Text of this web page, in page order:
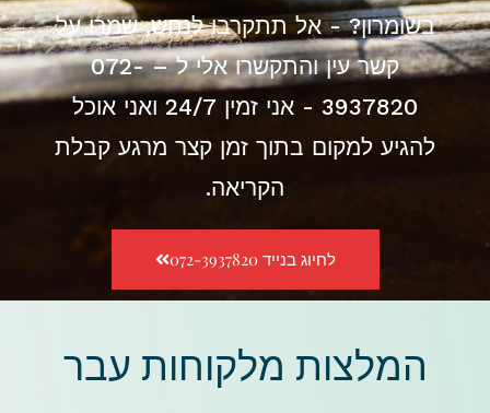
בשומרון? - אל תתקרבו לנחש, שמרו על
קשר עין והתקשרו אלי ל – 072-
3937820 - אני זמין 24/7 ואני אוכל
להגיע למקום בתוך זמן קצר מרגע קבלת
הקריאה.
לחיוג בנייד 072-3937820
המלצות מלקוחות עבר